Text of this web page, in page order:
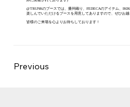
@TRUNKのブースでは、播州織り、FEDECAのアイテム、
楽しんでいただけるブースを用意してありますので、ぜひお越
皆様のご来場を心よりお待ちしております！
Previous